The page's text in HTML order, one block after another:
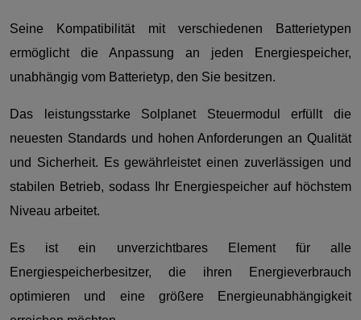
Seine Kompatibilität mit verschiedenen Batterietypen
ermöglicht die Anpassung an jeden Energiespeicher,
unabhängig vom Batterietyp, den Sie besitzen.
Das leistungsstarke Solplanet Steuermodul erfüllt die
neuesten Standards und hohen Anforderungen an Qualität
und Sicherheit. Es gewährleistet einen zuverlässigen und
stabilen Betrieb, sodass Ihr Energiespeicher auf höchstem
Niveau arbeitet.
Es ist ein unverzichtbares Element für alle
Energiespeicherbesitzer, die ihren Energieverbrauch
optimieren und eine größere Energieunabhängigkeit